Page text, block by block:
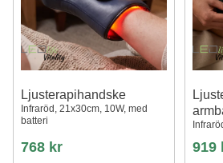
Ljusterapihandske
Infraröd, 21x30cm, 10W, med
batteri
768 kr 919